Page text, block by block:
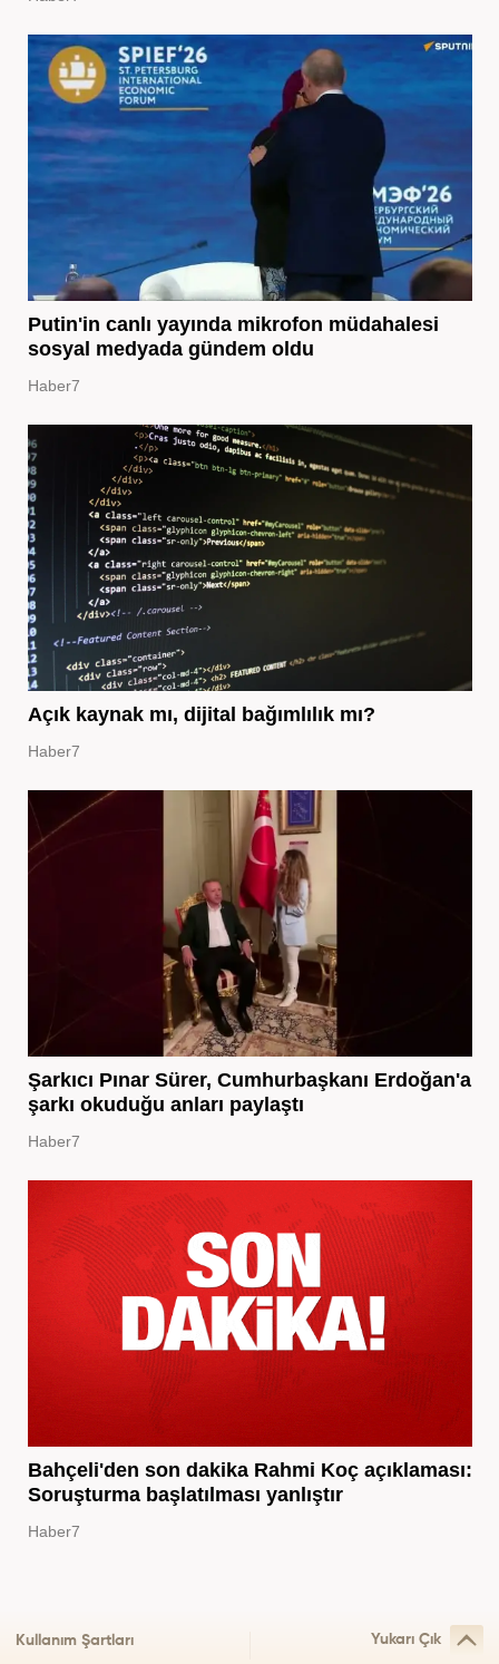
Putin'in canlı yayında mikrofon müdahalesi
sosyal medyada gündem oldu
Haber7
Açık kaynak mı, dijital bağımlılık mı?
Haber7
Şarkıcı Pınar Sürer, Cumhurbaşkanı Erdoğan'a
şarkı okuduğu anları paylaştı
Haber7
Bahçeli'den son dakika Rahmi Koç açıklaması:
Soruşturma başlatılması yanlıştır
Haber7
Kullanım Şartları Yukarı Çık